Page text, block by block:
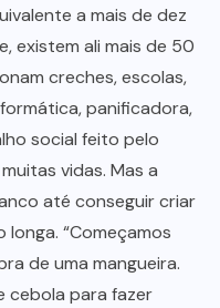
a mais de dez
existem ali mais de 50
creches, escolas,
panificadora,
social feito pelo
vidas. Mas a
até conseguir criar
“Começamos
de uma mangueira.
cebola para fazer